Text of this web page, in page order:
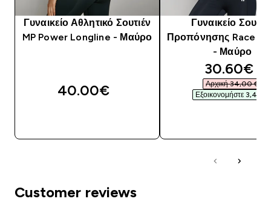
Γυναικείο Αθλητικό Σουτιέν
MP Power Longline - Μαύρο
40.00€‎
Γυναικείο
Προπόνησης
- Μαύρο
30.60€‎
Αρχική 34,00 €‎
Εξοικονομήστε 3,40 €‎
Customer reviews